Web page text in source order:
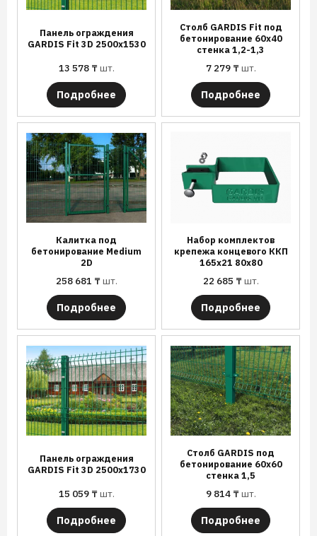
Панель ограждения
GARDIS Fit 3D 2500х1530
13 578 ₸шт.
Подробнее
Столб GARDIS Fit под
бетонирование 60х40
стенка 1,2-1,3
7 279 ₸шт.
Подробнее
Калитка под
бетонирование Medium
2D
258 681 ₸шт.
Подробнее
Набор комплектов
крепежа концевого ККП
165х21 80х80
22 685 ₸шт.
Подробнее
Панель ограждения
GARDIS Fit 3D 2500х1730
15 059 ₸шт.
Подробнее
Столб GARDIS под
бетонирование 60х60
стенка 1,5
9 814 ₸шт.
Подробнее